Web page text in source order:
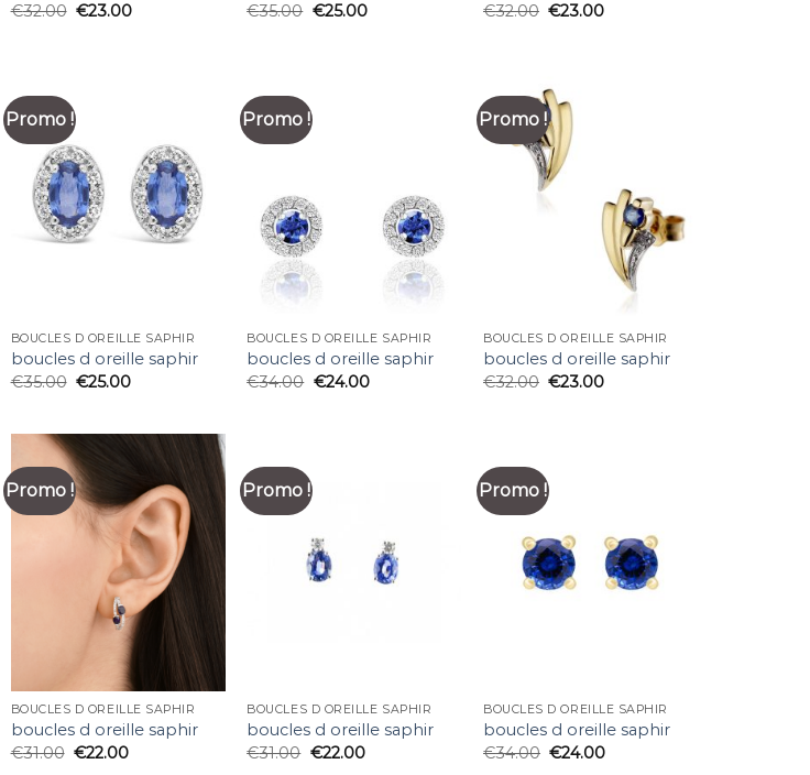
€32.00 €23.00
€35.00 €25.00
€32.00 €23.00
Promo !
BOUCLES D OREILLE SAPHIR
boucles d oreille saphir
€35.00 €25.00
Promo !
BOUCLES D OREILLE SAPHIR
boucles d oreille saphir
€34.00 €24.00
Promo !
BOUCLES D OREILLE SAPHIR
boucles d oreille saphir
€32.00 €23.00
Promo !
BOUCLES D OREILLE SAPHIR
boucles d oreille saphir
€31.00 €22.00
Promo !
BOUCLES D OREILLE SAPHIR
boucles d oreille saphir
€31.00 €22.00
Promo !
BOUCLES D OREILLE SAPHIR
boucles d oreille saphir
€34.00 €24.00